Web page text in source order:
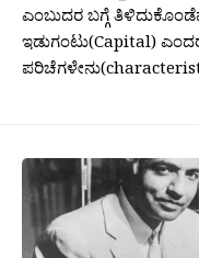
ಎಂಬುದರ ಬಗ್ಗೆ
ಇಡುಗಂಟು(Capital)